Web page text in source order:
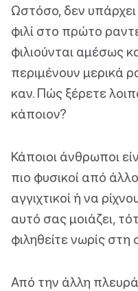
Ωστόσο, δεν
φιλί στο πρώτο
φιλιούνται αμέσως
περιμένουν μερικά
καν. Πώς ξέρετε
κάποιον?
Κάποιοι άνθρωποι
πιο φυσικοί από
αγγιχτικοί ή να
αυτό σας μοιάζει,
φιληθείτε νωρίς
Από την άλλη